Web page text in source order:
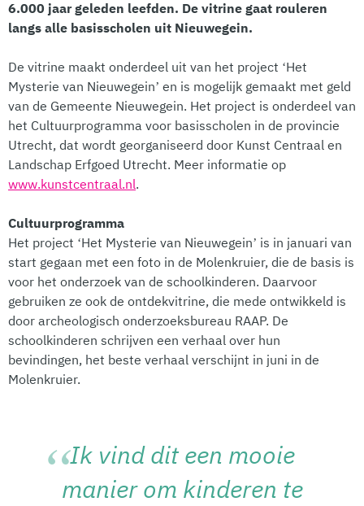
6.000 jaar geleden leefden. De vitrine gaat rouleren
langs alle basisscholen uit Nieuwegein.
De vitrine maakt onderdeel uit van het project ‘Het
Mysterie van Nieuwegein’ en is mogelijk gemaakt met geld
van de Gemeente Nieuwegein. Het project is onderdeel van
het Cultuurprogramma voor basisscholen in de provincie
Utrecht, dat wordt georganiseerd door Kunst Centraal en
Landschap Erfgoed Utrecht. Meer informatie op
www.kunstcentraal.nl.
Cultuurprogramma
Het project ‘Het Mysterie van Nieuwegein’ is in januari van
start gegaan met een foto in de Molenkruier, die de basis is
voor het onderzoek van de schoolkinderen. Daarvoor
gebruiken ze ook de ontdekvitrine, die mede ontwikkeld is
door archeologisch onderzoeksbureau RAAP. De
schoolkinderen schrijven een verhaal over hun
bevindingen, het beste verhaal verschijnt in juni in de
Molenkruier.
Ik vind dit een mooie
manier om kinderen te